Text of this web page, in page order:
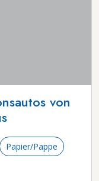
von
Papier/Pappe